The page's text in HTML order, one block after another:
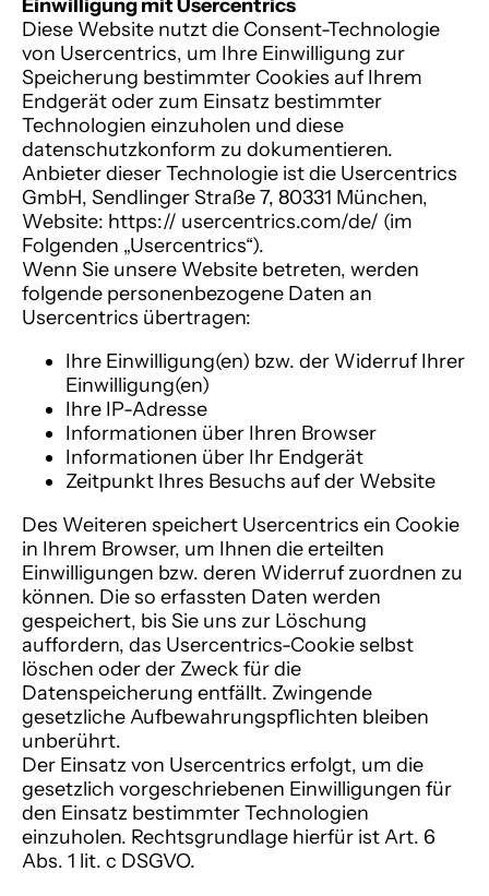
Einwilligung mit Usercentrics
Diese Website nutzt die Consent-Technologie
von Usercentrics, um Ihre Einwilligung zur
Speicherung bestimmter Cookies auf Ihrem
Endgerät oder zum Einsatz bestimmter
Technologien einzuholen und diese
datenschutzkonform zu dokumentieren.
Anbieter dieser Technologie ist die Usercentrics
GmbH, Sendlinger Straße 7, 80331 München,
Website: https:// usercentrics.com/de/ (im
Folgenden „Usercentrics“).
Wenn Sie unsere Website betreten, werden
folgende personenbezogene Daten an
Usercentrics übertragen:
Ihre Einwilligung(en) bzw. der Widerruf Ihrer
Einwilligung(en)
Ihre IP-Adresse
Informationen über Ihren Browser
Informationen über Ihr Endgerät
Zeitpunkt Ihres Besuchs auf der Website
Des Weiteren speichert Usercentrics ein Cookie
in Ihrem Browser, um Ihnen die erteilten
Einwilligungen bzw. deren Widerruf zuordnen zu
können. Die so erfassten Daten werden
gespeichert, bis Sie uns zur Löschung
auffordern, das Usercentrics-Cookie selbst
löschen oder der Zweck für die
Datenspeicherung entfällt. Zwingende
gesetzliche Aufbewahrungspflichten bleiben
unberührt.
Der Einsatz von Usercentrics erfolgt, um die
gesetzlich vorgeschriebenen Einwilligungen für
den Einsatz bestimmter Technologien
einzuholen. Rechtsgrundlage hierfür ist Art. 6
Abs. 1 lit. c DSGVO.